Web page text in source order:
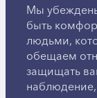
Мы
быть
людьми,
обещаем
защищать